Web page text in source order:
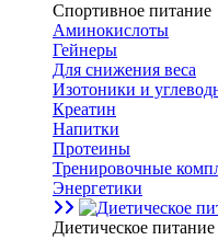
Спортивное питание
Аминокислоты
Гейнеры
Для снижения веса
Изотоники и
Креатин
Напитки
Протеины
Тренировочные
Энергетики
Диетическое питание